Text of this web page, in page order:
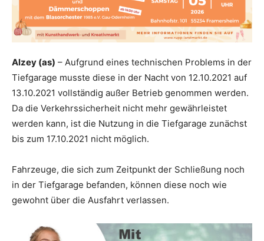
Alzey (as) – Aufgrund eines technischen Problems in der
Tiefgarage musste diese in der Nacht von 12.10.2021 auf
13.10.2021 vollständig außer Betrieb genommen werden.
Da die Verkehrssicherheit nicht mehr gewährleistet
werden kann, ist die Nutzung in die Tiefgarage zunächst
bis zum 17.10.2021 nicht möglich.
Fahrzeuge, die sich zum Zeitpunkt der Schließung noch
in der Tiefgarage befanden, können diese noch wie
gewohnt über die Ausfahrt verlassen.